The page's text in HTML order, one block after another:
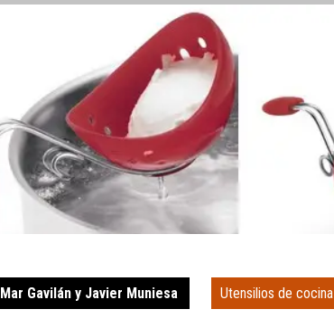
Mar Gavilán y Javier Muniesa Utensilios de cocina